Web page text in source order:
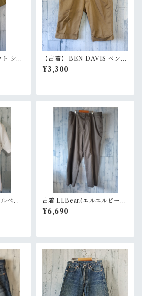
ト シャ
メン
XL）
【古着】 BEN DAVIS ベンデ
イビス ワーク ショートパンツ
W30（ウエスト76cm） ベー
¥3,300
ベコ
幅63.
グシ
Ran
古着 LLBean(エルエルビー
ン) チノ/スラックス サイズ42
グレー系 RankC
¥6,690